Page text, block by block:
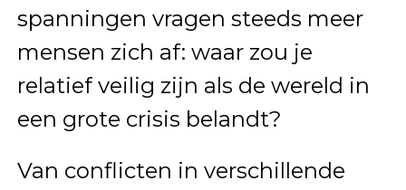
spanningen vragen steeds meer
mensen zich af: waar zou je
relatief veilig zijn als de wereld in
een grote crisis belandt?
Van conflicten in verschillende